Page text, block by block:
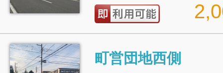
町営団地西側